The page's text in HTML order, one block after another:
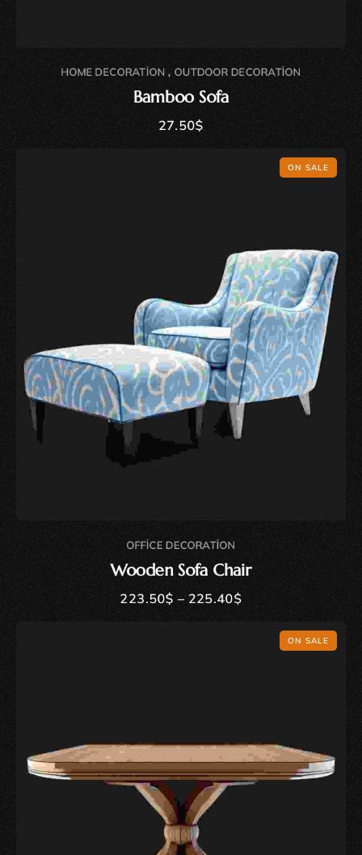
HOME DECORATION , OUTDOOR DECORATION
Bamboo Sofa
27.50$
ON SALE
OFFICE DECORATION
Wooden Sofa Chair
223.50$ – 225.40$
ON SALE